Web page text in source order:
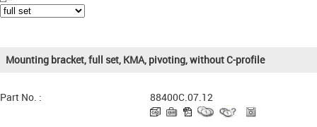
Mounting bracket, full set, KMA, pivoting, without C-profile
Part No. : 88400C.07.12